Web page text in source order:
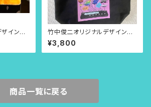
インサ
イエロー
竹中俊二オリジナルデザイント
ートバッグ（中）ファスナー付き。
¥3,800
商品一覧に戻る